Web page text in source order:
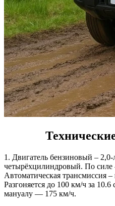
1. Двигатель бензиновый –
четырёхцилиндровый. По
Автоматическая трансмиссия –
Разгоняется до 100 км/ч за
мануалу — 175 км/ч.